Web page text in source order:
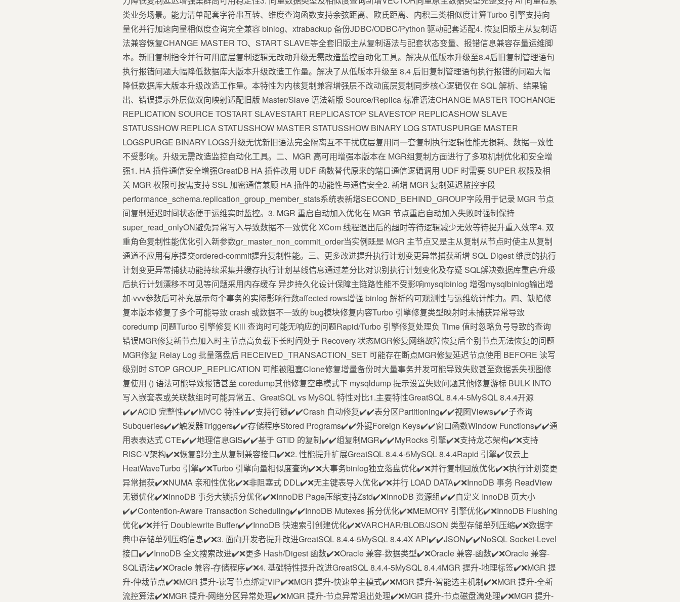
类业务场景。能力清单配套字符串互转、维度查询函数支持余弦距离、欧氏距离、内积三类相似度计算Turbo 引擎支持向
量化并行加速向量相似度查询完全兼容 binlog、xtrabackup 备份JDBC/ODBC/Python 驱动配套适配4. 恢复旧版主从复制语
法兼容恢复CHANGE MASTER TO、START SLAVE等全套旧版主从复制语法与配套状态变量、报错信息兼容存量运维脚
本。新旧复制指令并行可用底层复制逻辑无改动升级无需改造监控自动化工具。解决从低版本升级至8.4后旧复制管理语句
执行报错问题大幅降低数据库大版本升级改造工作量。解决了从低版本升级至 8.4 后旧复制管理语句执行报错的问题大幅
降低数据库大版本升级改造工作量。本特性为内核复制兼容增强层不改动底层复制同步核心逻辑仅在 SQL 解析、结果输
出、错误提示外层做双向映射适配旧版 Master/Slave 语法新版 Source/Replica 标准语法CHANGE MASTER TOCHANGE
REPLICATION SOURCE TOSTART SLAVESTART REPLICASTOP SLAVESTOP REPLICASHOW SLAVE
STATUSSHOW REPLICA STATUSSHOW MASTER STATUSSHOW BINARY LOG STATUSPURGE MASTER
LOGSPURGE BINARY LOGS升级无忧新旧语法完全隔离互不干扰底层复用同一套复制执行逻辑性能无损耗、数据一致性
不受影响。升级无需改造监控自动化工具。二、MGR 高可用增强本版本在 MGR组复制方面进行了多项机制优化和安全增
强1. HA 插件通信安全增强GreatDB HA 插件改用 UDF 函数替代原来的端口通信逻辑调用 UDF 时需要 SUPER 权限及相
关 MGR 权限可按需支持 SSL 加密通信兼顾 HA 插件的功能性与通信安全2. 新增 MGR 复制延迟监控字段
performance_schema.replication_group_member_stats系统表新增SECOND_BEHIND_GROUP字段用于记录 MGR 节点
间复制延迟时间状态便于运维实时监控。3. MGR 重启自动加入优化在 MGR 节点重启自动加入失败时强制保持
super_read_onlyON避免异常写入导致数据不一致优化 XCom 线程退出后的超时等待逻辑减少无效等待提升重入效率4. 双
重角色复制性能优化引入新参数gr_master_non_commit_order当实例既是 MGR 主节点又是主从复制从节点时使主从复制
通道不应用有序提交ordered-commit提升复制性能。三、更多改进提升执行计划变更异常捕获新增 SQL Digest 维度的执行
计划变更异常捕获功能持续采集并缓存执行计划基线信息通过差分比对识别执行计划变化及存疑 SQL解决数据库重启/升级
后执行计划漂移不可见等问题采用内存缓存 异步持久化设计保障主链路性能不受影响mysqlbinlog 增强mysqlbinlog输出增
加-vvv参数后可补充展示每个事务的实际影响行数affected rows增强 binlog 解析的可观测性与运维统计能力。四、缺陷修
复本版本修复了多个可能导致 crash 或数据不一致的 bug模块修复内容Turbo 引擎修复类型映射时未捕获异常导致
coredump 问题Turbo 引擎修复 Kill 查询时可能无响应的问题Rapid/Turbo 引擎修复处理负 Time 值时忽略负号导致的查询
错误MGR修复新节点加入时主节点高负载下长时间处于 Recovery 状态MGR修复网络故障恢复后个别节点无法恢复的问题
MGR修复 Relay Log 批量落盘后 RECEIVED_TRANSACTION_SET 可能存在断点MGR修复延迟节点使用 BEFORE 读写
级别时 STOP GROUP_REPLICATION 可能被阻塞Clone修复增量备份时大量事务并发可能导致失败甚至数据丢失视图修
复使用 () 语法可能导致报错甚至 coredump其他修复空串模式下 mysqldump 提示设置失败问题其他修复游标 BULK INTO
写入嵌套表或关联数组时可能异常五、GreatSQL vs MySQL 特性对比1.主要特性GreatSQL 8.4.4-5MySQL 8.4.4开源
✔️✔️ACID 完整性✔️✔️MVCC 特性✔️✔️支持行锁✔️✔️Crash 自动修复✔️✔️表分区Partitioning✔️✔️视图Views✔️✔️子查询
Subqueries✔️✔️触发器Triggers✔️✔️存储程序Stored Programs✔️✔️外键Foreign Keys✔️✔️窗口函数Window Functions✔️✔️通
用表表达式 CTE✔️✔️地理信息GIS✔️✔️基于 GTID 的复制✔️✔️组复制MGR✔️✔️MyRocks 引擎✔️❌支持龙芯架构✔️❌支持
RISC-V架构✔️❌恢复部分主从复制兼容接口✔️❌2. 性能提升扩展GreatSQL 8.4.4-5MySQL 8.4.4Rapid 引擎✔️仅云上
HeatWaveTurbo 引擎✔️❌Turbo 引擎向量相似度查询✔️❌大事务binlog独立落盘优化✔️❌并行复制回放优化✔️❌执行计划变更
异常捕获✔️❌NUMA 亲和性优化✔️❌非阻塞式 DDL✔️❌无主键表导入优化✔️❌并行 LOAD DATA✔️❌InnoDB 事务 ReadView
无锁优化✔️❌InnoDB 事务大锁拆分优化✔️❌InnoDB Page压缩支持Zstd✔️❌InnoDB 资源组✔️✔️自定义 InnoDB 页大小
✔️✔️Contention-Aware Transaction Scheduling✔️✔️InnoDB Mutexes 拆分优化✔️❌MEMORY 引擎优化✔️❌InnoDB Flushing
优化✔️❌并行 Doublewrite Buffer✔️✔️InnoDB 快速索引创建优化✔️❌VARCHAR/BLOB/JSON 类型存储单列压缩✔️❌数据字
典中存储单列压缩信息✔️❌3. 面向开发者提升改进GreatSQL 8.4.4-5MySQL 8.4.4X API✔️✔️JSON✔️✔️NoSQL Socket-Level
接口✔️✔️InnoDB 全文搜索改进✔️❌更多 Hash/Digest 函数✔️❌Oracle 兼容-数据类型✔️❌Oracle 兼容-函数✔️❌Oracle 兼容-
SQL语法✔️❌Oracle 兼容-存储程序✔️❌4. 基础特性提升改进GreatSQL 8.4.4-5MySQL 8.4.4MGR 提升-地理标签✔️❌MGR 提
升-仲裁节点✔️❌MGR 提升-读写节点绑定VIP✔️❌MGR 提升-快速单主模式✔️❌MGR 提升-智能选主机制✔️❌MGR 提升-全新
流控算法✔️❌MGR 提升-网络分区异常处理✔️❌MGR 提升-节点异常退出处理✔️❌MGR 提升-节点磁盘满处理✔️❌MGR 提升-